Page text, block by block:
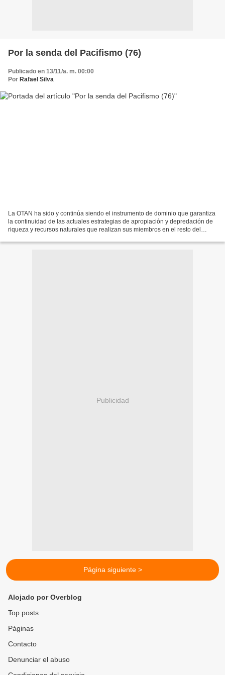
Por la senda del Pacifismo (76)
Publicado en 13/11/a. m. 00:00
Por Rafael Silva
La OTAN ha sido y continúa siendo el instrumento de dominio que garantiza
la continuidad de las actuales estrategias de apropiación y depredación de
riqueza y recursos naturales que realizan sus miembros en el resto del
Publicidad
Página siguiente >
Alojado por Overblog
Top posts
Páginas
Contacto
Denunciar el abuso